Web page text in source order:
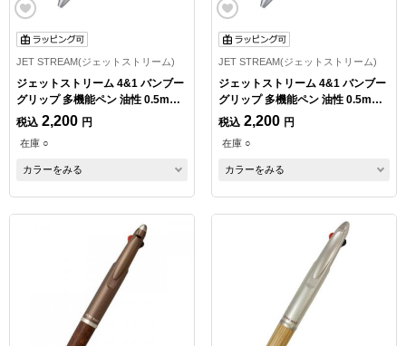
JET STREAM(ジェットストリーム)
ジェットストリーム 4&1 バンブー
グリップ 多機能ペン 油性 0.5mm
ベージュ
税込 2,200 円
在庫 ○
カラーをみる
JET STREAM(ジェットストリーム)
ジェットストリーム 4&1 バンブー
グリップ 多機能ペン 油性 0.5mm
ブルーグレー
税込 2,200 円
在庫 ○
カラーをみる